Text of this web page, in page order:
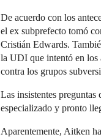
De acuerdo con los
el ex subprefecto tomó
Cristián Edwards.
la UDI que intentó en los
contra los grupos
Las insistentes
especializado y pronto
Aparentemente, Aitken